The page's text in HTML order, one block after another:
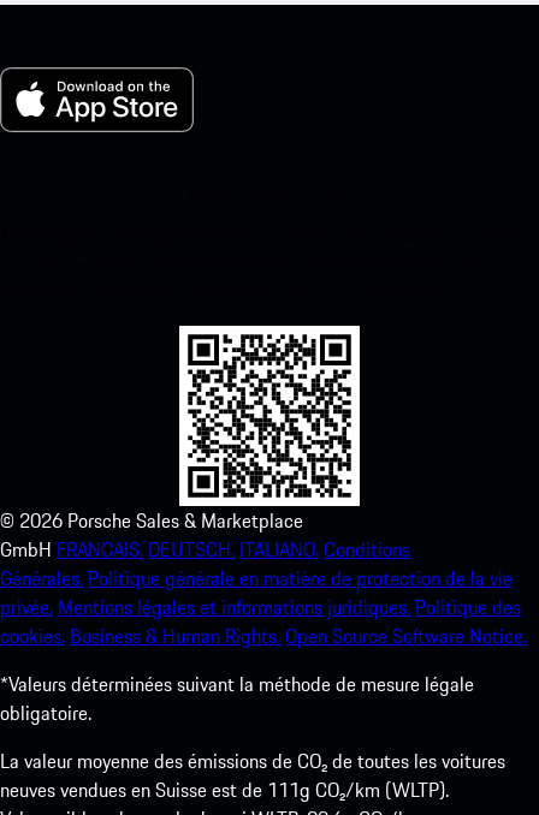
© 2026 Porsche Sales & Marketplace
GmbH FRANCAIS. DEUTSCH. ITALIANO.Conditions
Générales. Politique générale en matière de protection de la vie
privée. Mentions légales et informations juridiques. Politique des
cookies. Business & Human Rights.Open Source Software Notice.
*Valeurs déterminées suivant la méthode de mesure légale
obligatoire.
La valeur moyenne des émissions de CO₂ de toutes les voitures
neuves vendues en Suisse est de 111g CO₂/km (WLTP).